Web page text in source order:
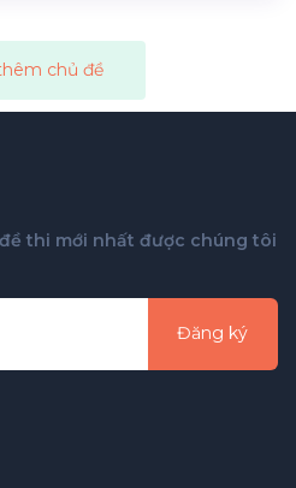
chủ đề
thi mới nhất được chúng tôi
Đăng ký